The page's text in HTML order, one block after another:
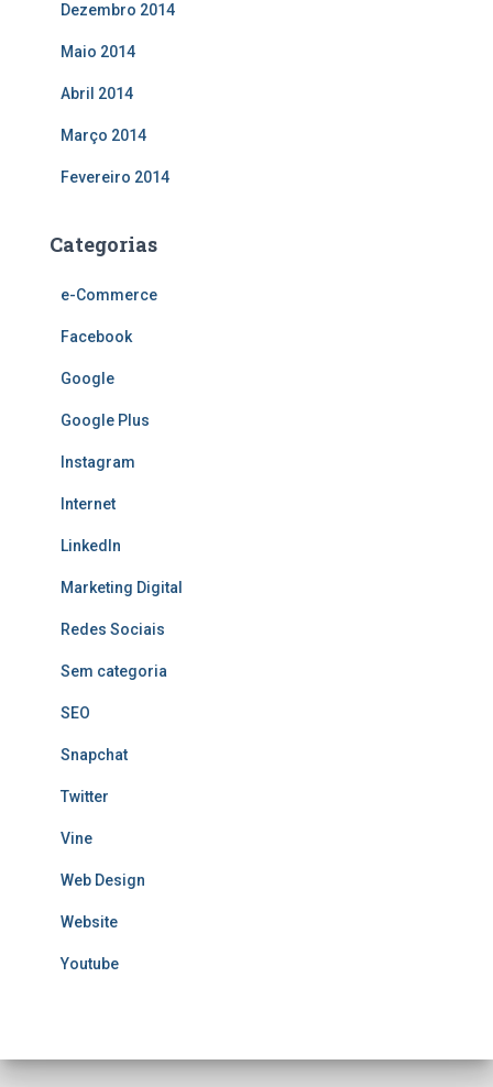
Dezembro 2014
Maio 2014
Abril 2014
Março 2014
Fevereiro 2014
Categorias
e-Commerce
Facebook
Google
Google Plus
Instagram
Internet
LinkedIn
Marketing Digital
Redes Sociais
Sem categoria
SEO
Snapchat
Twitter
Vine
Web Design
Website
Youtube